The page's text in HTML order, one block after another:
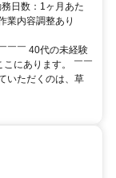
日数：1ヶ月あた
業内容調整あり
￣￣ 40代の未経験
こにあります。 ￣￣
いただくのは、草